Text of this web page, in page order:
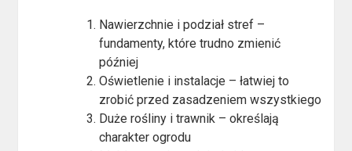
Nawierzchnie i podział stref –
fundamenty, które trudno zmienić
później
Oświetlenie i instalacje – łatwiej to
zrobić przed zasadzeniem wszystkiego
Duże rośliny i trawnik – określają
charakter ogrodu